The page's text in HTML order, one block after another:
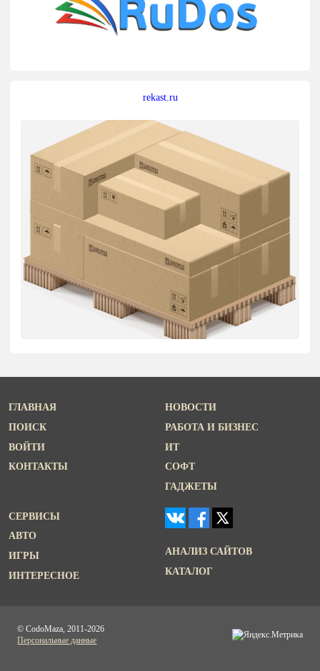
rekast.ru
ГЛАВНАЯ
ПОИСК
ВОЙТИ
КОНТАКТЫ
НОВОСТИ
РАБОТА И БИЗНЕС
ИТ
СОФТ
ГАДЖЕТЫ
СЕРВИСЫ
АВТО
ИГРЫ
ИНТЕРЕСНОЕ
АНАЛИЗ САЙТОВ
КАТАЛОГ
© CodoMaza, 2011-2026
Персональные данные